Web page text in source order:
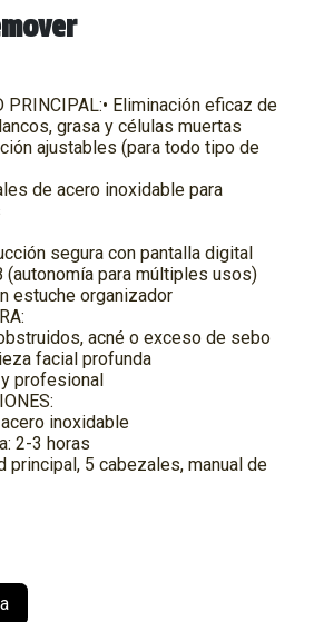
PRINCIPAL:• Eliminación eficaz de
grasa y células muertas
ajustables (para todo tipo de
de acero inoxidable para
segura con pantalla digital
(autonomía para múltiples usos)
estuche organizador
acné o exceso de sebo
facial profunda
profesional
inoxidable
2-3 horas
principal, 5 cabezales, manual de